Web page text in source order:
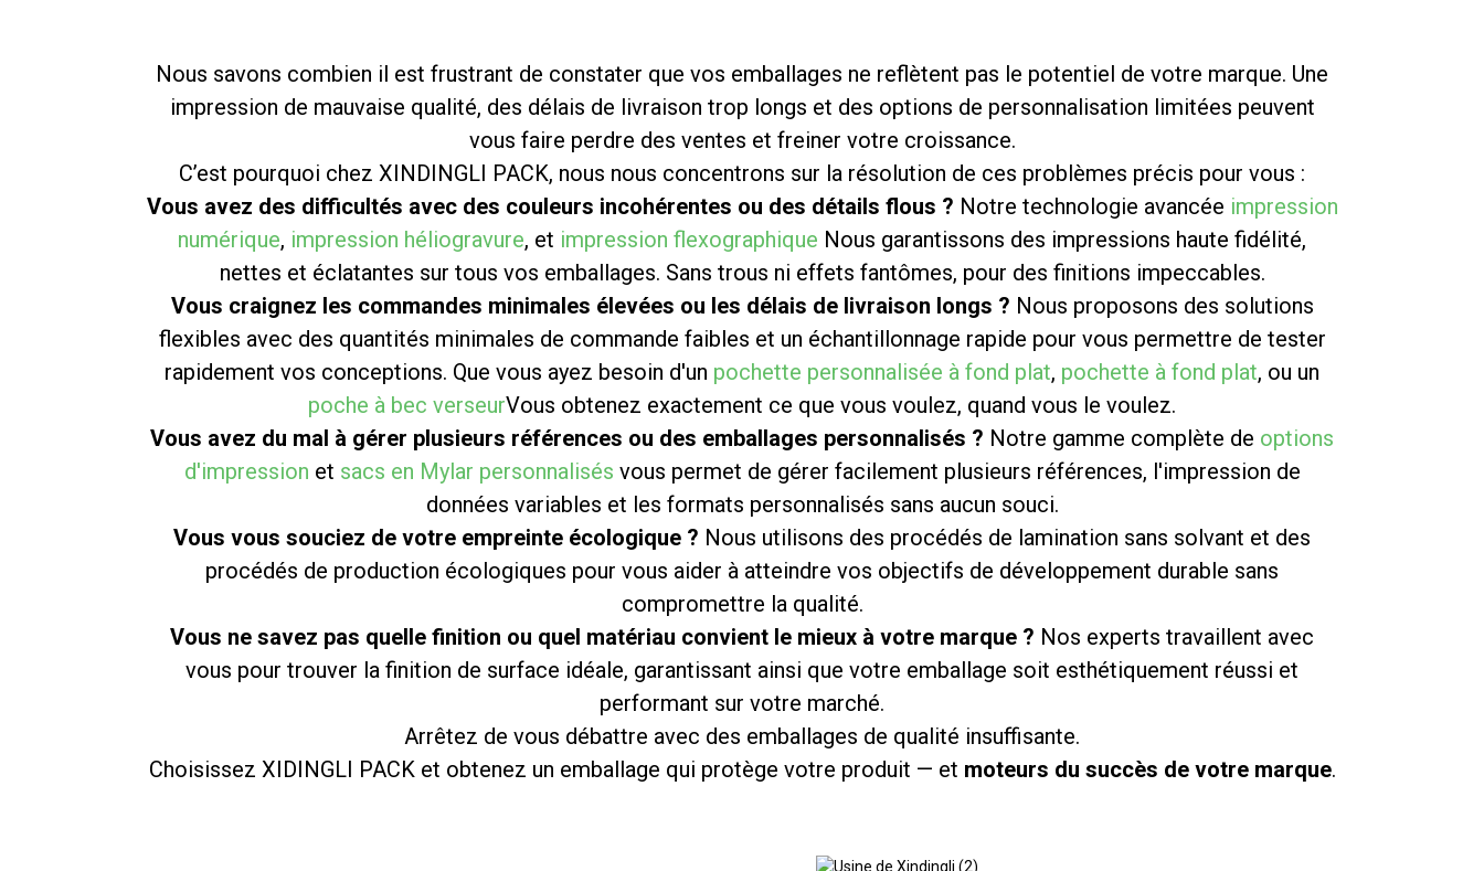
Nous savons combien il est frustrant de constater que vos emballages ne reflètent pas le potentiel de votre marque. Une
impression de mauvaise qualité, des délais de livraison trop longs et des options de personnalisation limitées peuvent
vous faire perdre des ventes et freiner votre croissance.
C’est pourquoi chez XINDINGLI PACK, nous nous concentrons sur la résolution de ces problèmes précis pour vous :
Vous avez des difficultés avec des couleurs incohérentes ou des détails flous ? Notre technologie avancée impression
numérique, impression héliogravure, et impression flexographique Nous garantissons des impressions haute fidélité,
nettes et éclatantes sur tous vos emballages. Sans trous ni effets fantômes, pour des finitions impeccables.
Vous craignez les commandes minimales élevées ou les délais de livraison longs ? Nous proposons des solutions
flexibles avec des quantités minimales de commande faibles et un échantillonnage rapide pour vous permettre de tester
rapidement vos conceptions. Que vous ayez besoin d'un pochette personnalisée à fond plat, pochette à fond plat, ou un
poche à bec verseurVous obtenez exactement ce que vous voulez, quand vous le voulez.
Vous avez du mal à gérer plusieurs références ou des emballages personnalisés ? Notre gamme complète de options
d'impression et sacs en Mylar personnalisés vous permet de gérer facilement plusieurs références, l'impression de
données variables et les formats personnalisés sans aucun souci.
Vous vous souciez de votre empreinte écologique ? Nous utilisons des procédés de lamination sans solvant et des
procédés de production écologiques pour vous aider à atteindre vos objectifs de développement durable sans
compromettre la qualité.
Vous ne savez pas quelle finition ou quel matériau convient le mieux à votre marque ? Nos experts travaillent avec
vous pour trouver la finition de surface idéale, garantissant ainsi que votre emballage soit esthétiquement réussi et
performant sur votre marché.
Arrêtez de vous débattre avec des emballages de qualité insuffisante.
Choisissez XIDINGLI PACK et obtenez un emballage qui protège votre produit — et moteurs du succès de votre marque.